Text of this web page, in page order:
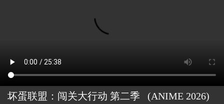
坏蛋联盟：闯关大行动 第二季 (ANIME 2026)